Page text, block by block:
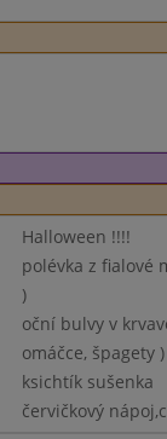
Halloween !!!!
polévka z fialové
)
oční bulvy v
omáčce, špagety )
ksichtík sušenka
červičkový